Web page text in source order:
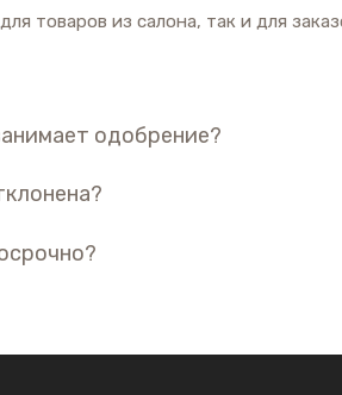
товаров из салона, так и для
одобрение?